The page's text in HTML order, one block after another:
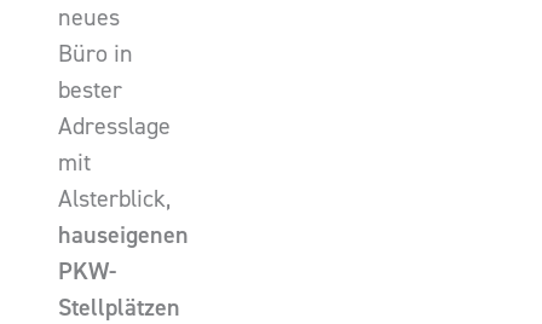
neues
Büro in
bester
Adresslage
mit
Alsterblick,
hauseigenen
PKW-
Stellplätzen